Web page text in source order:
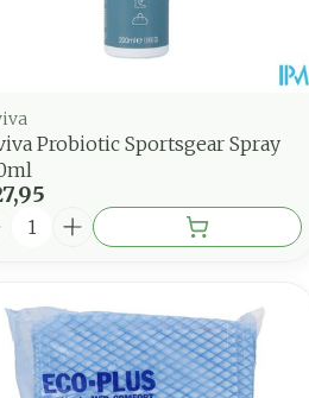
Probiotic Sportsgear Spray